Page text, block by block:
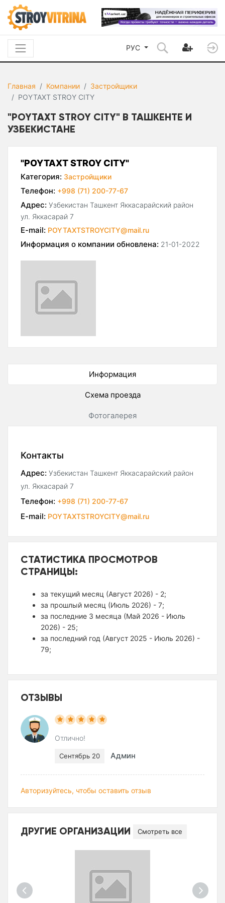
РУС
Главная Компании
Застройщики
POYTAXT STROY CITY
"POYTAXT STROY CITY" В ТАШКЕНТЕ И
УЗБЕКИСТАНЕ
"POYTAXT STROY CITY"
Категория: Застройщики
Телефон: +998 (71) 200-77-67
Адрес: Узбекистан Ташкент Яккасарайский район
ул. Яккасарай 7
E-mail: POYTAXTSTROYCITY@mail.ru
Информация о компании обновлена: 21-01-2022
Информация
Схема проезда
Фотогалерея
Контакты
Адрес: Узбекистан Ташкент Яккасарайский район
ул. Яккасарай 7
Телефон: +998 (71) 200-77-67
E-mail: POYTAXTSTROYCITY@mail.ru
СТАТИСТИКА ПРОСМОТРОВ
СТРАНИЦЫ:
за текущий месяц (Август 2026) - 2;
за прошлый месяц (Июль 2026) - 7;
за последние 3 месяца (Май 2026 - Июль
2026) - 25;
за последний год (Август 2025 - Июль 2026) -
79;
ОТЗЫВЫ
Отлично!
Сентябрь 20 Админ
Авторизуйтесь, чтобы оставить отзыв
ДРУГИЕ ОРГАНИЗАЦИИ Смотреть все